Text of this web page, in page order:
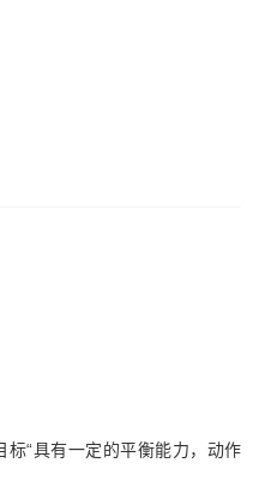
“具有一定的平衡能力，动作